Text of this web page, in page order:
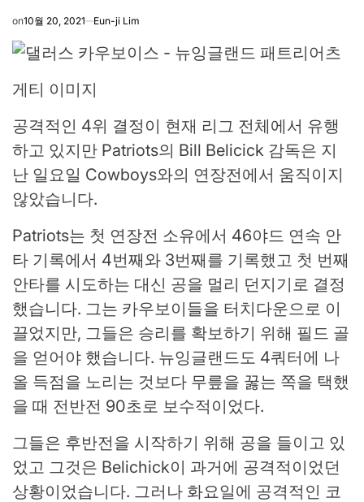
on10월 20, 2021 Eun-ji Lim
게티 이미지
공격적인 4위 결정이 현재 리그 전체에서 유행
하고 있지만 Patriots의 Bill Belicick 감독은 지
난 일요일 Cowboys와의 연장전에서 움직이지
않았습니다.
Patriots는 첫 연장전 소유에서 46야드 연속 안
타 기록에서 4번째와 3번째를 기록했고 첫 번째
안타를 시도하는 대신 공을 멀리 던지기로 결정
했습니다. 그는 카우보이들을 터치다운으로 이
끌었지만, 그들은 승리를 확보하기 위해 필드 골
을 얻어야 했습니다. 뉴잉글랜드도 4쿼터에 나
올 득점을 노리는 것보다 무릎을 꿇는 쪽을 택했
을 때 전반전 90초로 보수적이었다.
그들은 후반전을 시작하기 위해 공을 들이고 있
었고 그것은 Belichick이 과거에 공격적이었던
상황이었습니다. 그러나 화요일에 공격적인 코